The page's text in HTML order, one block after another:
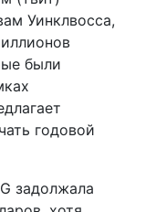
Уинклвосса,
были
годовой
задолжала